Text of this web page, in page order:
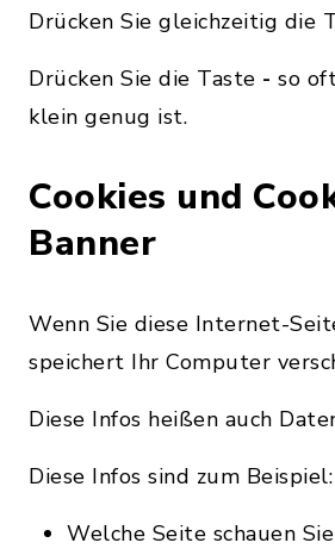
Drücken Sie gleichzeitig die
Drücken Sie die Taste - so
klein genug ist.
Cookies und
Banner
Wenn Sie diese Internet-
speichert Ihr Computer
Diese Infos heißen auch
Diese Infos sind zum Beispiel:
Welche Seite schauen